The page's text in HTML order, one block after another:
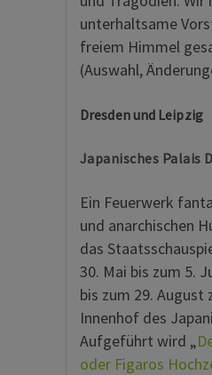
unterhaltsame
freiem Himmel
(Auswahl,
Dresden und Leipzig
Japanisches Palais
Ein Feuerwerk
und anarchischen
das
30. Mai bis zum 5.
bis zum 29. August
Innenhof des
Aufgeführt wird „
oder Figaros